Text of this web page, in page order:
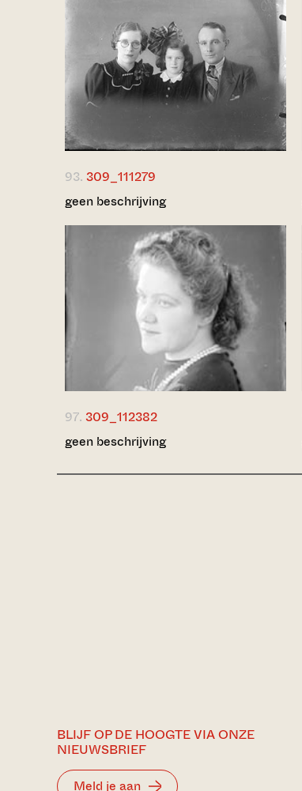
93. 309_111279
geen beschrijving
97. 309_112382
geen beschrijving
BLIJF OP DE HOOGTE VIA ONZE
NIEUWSBRIEF
Meld je aan